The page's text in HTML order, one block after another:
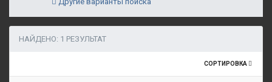
НАЙДЕНО: 1 РЕЗУЛЬТАТ
СОРТИРОВКА